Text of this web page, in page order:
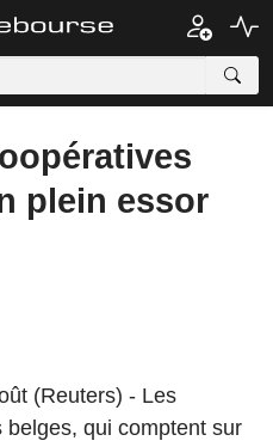
plein essor
(Reuters) - Les
qui comptent sur